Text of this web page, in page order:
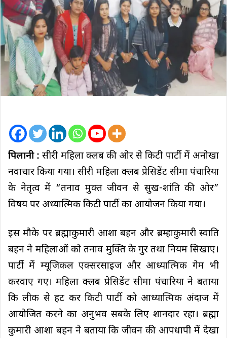
पिलानी : सीरी महिला क्लब की ओर से किटी पार्टी में अनोखा
नवाचार किया गया। सीरी महिला क्लब प्रेसिडेंट सीमा पंचारिया
के नेतृत्व में “तनाव मुक्त जीवन से सुख-शांति की ओर”
विषय पर अध्यात्मिक किटी पार्टी का आयोजन किया गया।
इस मौके पर ब्रह्माकुमारी आशा बहन और ब्रम्हाकुमारी स्वाति
बहन ने महिलाओं को तनाव मुक्ति के गुर तथा नियम सिखाए।
पार्टी में म्यूजिकल एक्सरसाइज और आध्यात्मिक गेम भी
करवाए गए। महिला क्लब प्रेसिडेंट सीमा पंचारिया ने बताया
कि लीक से हट कर किटी पार्टी को आध्यात्मिक अंदाज में
आयोजित करने का अनुभव सबके लिए शानदार रहा। ब्रह्मा
कुमारी आशा बहन ने बताया कि जीवन की आपधापी में देखा